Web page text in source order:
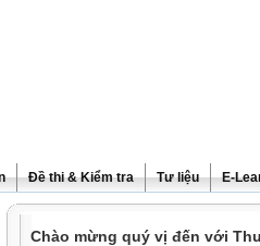
Đề thi & Kiểm tra Tư liệu E-
Chào mừng quý vị đến với